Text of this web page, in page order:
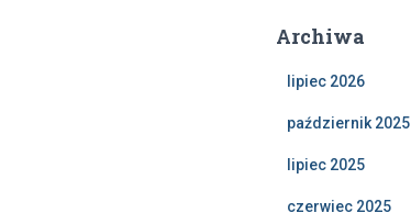
Archiwa
lipiec 2026
październik 2025
lipiec 2025
czerwiec 2025